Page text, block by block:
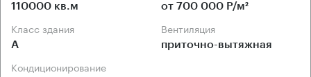
110000 кв.м от 700 000 Р/м²
Класс здания
А
Вентиляция
приточно-вытяжная
Кондиционирование